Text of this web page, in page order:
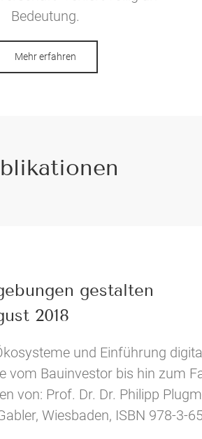
Bedeutung.
Mehr erfahren
gestalten
2018
und Einführung
vom Bauinvestor bis hin zum
von: Prof. Dr. Dr. Philipp
Wiesbaden, ISBN 978-3-